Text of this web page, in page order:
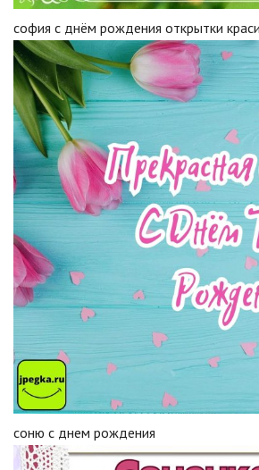
софия с днём рождения открытки
соню с днем рождения